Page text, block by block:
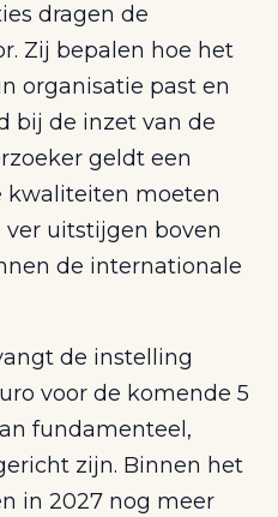
dragen de
Zij bepalen hoe het
organisatie past en
bij de inzet van de
geldt een
kwaliteiten moeten
uitstijgen boven
de internationale
de instelling
voor de komende 5
fundamenteel,
zijn. Binnen het
in 2027 nog meer